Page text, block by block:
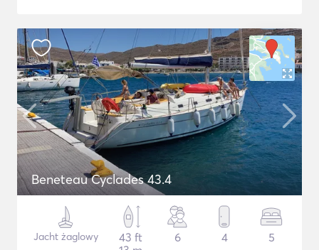
Beneteau Cyclades 43.4
Jacht żaglowy
43 ft
6 4 5